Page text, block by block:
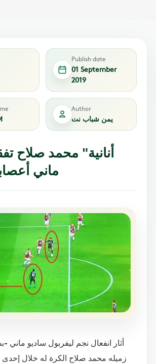
Publish date
01 September
2019
Author
يمن شباب نت
ماني
أثار انفعال نجم ليفربول ساديو ماني
زميله محمد صلاح الكرة له خلال إحدى